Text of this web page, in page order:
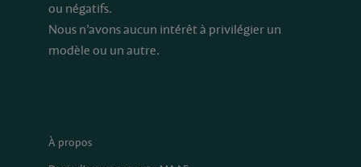
ou négatifs.
Nous n’avons aucun intérêt à privilégier un
modèle ou un autre.
À propos